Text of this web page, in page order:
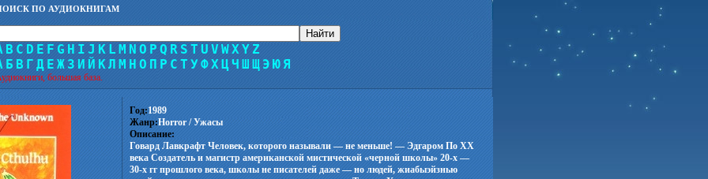
ПО АУДИОКНИГАМ
B C D E F G H I J K L M N O P Q R S T U V WXYZ
Б В Г Д Е Ж З И Й КЛ М Н О П Р С Т УФХ ЦЧ Ш Щ Э ЮЯ
большая база.
Год:1989
Жанр:Horror / Ужасы
Описание:
Говард Лавкрафт Человек, которого называли — не меньше! — Эдгаром По ХХ
века Создатель и магистр американской мистической «черной школы» 20-х —
30-х гг прошлого века, школы не писателей даже — но людей, жиабыэйзнью